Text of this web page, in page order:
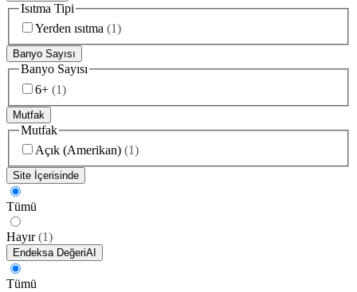
Isıtma Tipi
Yerden ısıtma (1)
Banyo Sayısı
Banyo Sayısı
6+ (1)
Mutfak
Mutfak
Açık (Amerikan) (1)
Site İçerisinde
Tümü
Hayır (1)
Endeksa DeğeriAI
Tümü